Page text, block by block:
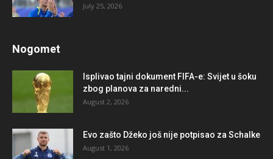
July 25, 2026
Nogomet
Isplivao tajni dokument FIFA-e: Svijet u šoku
zbog planova za naredni...
August 2, 2026
Evo zašto Džeko još nije potpisao za Schalke
August 1, 2026